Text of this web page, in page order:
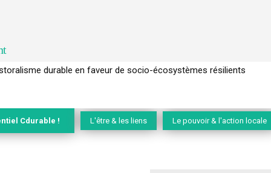
pour un modèle économique régénératif du vivant …
Cdurable ! L'être & les liens Le pouvoir & l'action locale